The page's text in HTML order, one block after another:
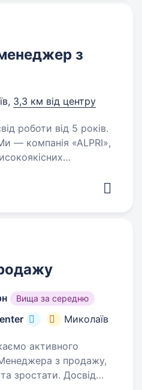
з
3,3 км від центру
роботи від 5 років.
року ми розробляємо
Вища за середню
Миколаїв
з продажу,
зростати. Досвід